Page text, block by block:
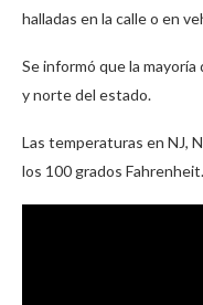
halladas en la calle o en
Se informó que la
y norte del estado.
Las temperaturas en NJ,
los 100 grados Fahrenheit.